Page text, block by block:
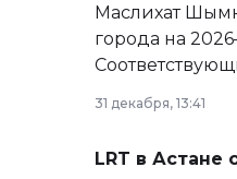
Маслихат
города на
базе
сайте маслихат
31 декабря, 13:41
LRT в Астане